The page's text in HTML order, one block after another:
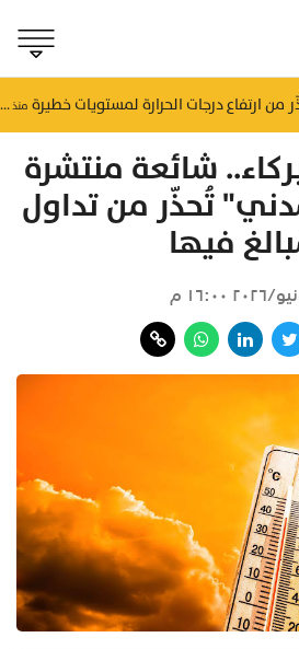
منذ ٧ ساعات
من ارتفاع درجات الحرارة لمستويات خطيرة منذ ٧ ساعات
شائعة منتشرة
تُحذّر من تداول
فيها